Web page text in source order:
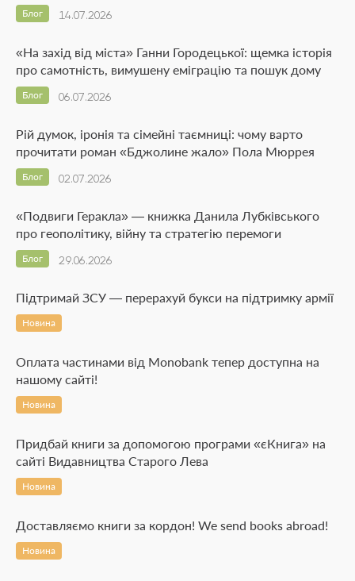
14.07.2026
Блог
«На захід від міста» Ганни Городецької: щемка історія
про самотність, вимушену еміграцію та пошук дому
06.07.2026
Блог
Рій думок, іронія та сімейні таємниці: чому варто
прочитати роман «Бджолине жало» Пола Мюррея
02.07.2026
Блог
«Подвиги Геракла» — книжка Данила Лубківського
про геополітику, війну та стратегію перемоги
29.06.2026
Блог
Підтримай ЗСУ — перерахуй букси на підтримку армії
Новина
Оплата частинами від Monobank тепер доступна на
нашому сайті!
Новина
Придбай книги за допомогою програми «єКнига» на
сайті Видавництва Старого Лева
Новина
Доставляємо книги за кордон! We send books abroad!
Новина